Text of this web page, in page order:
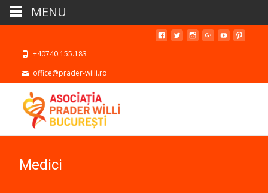
+40740.155.183
office@prader-willi.ro
Medici
MENU